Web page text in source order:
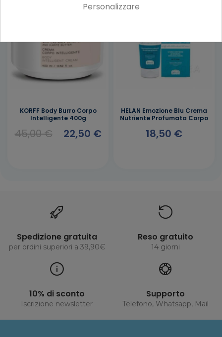
KORFF Body Burro Corpo
Intelligente 400g
45,00 € 22,50 €
HELAN Emozione Blu Crema
Nutriente Profumata Corpo
18,50 €
Spedizione gratuita
per ordini superiori a 39,90€
Reso gratuito
14 giorni
10% di sconto
Iscrizione newsletter
Supporto
Telefono, Whatsapp, Mail
Personalizzare